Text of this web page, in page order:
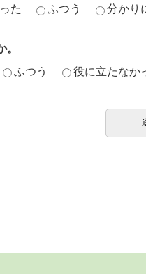
た
ふつう 分かり
ふつう 役に立たなか